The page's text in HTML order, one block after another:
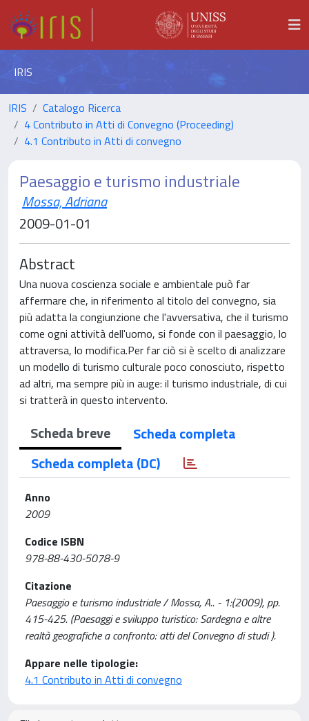
IRIS
IRIS
Catalogo Ricerca
4 Contributo in Atti di Convegno (Proceeding)
4.1 Contributo in Atti di convegno
Paesaggio e turismo industriale
Mossa, Adriana
2009-01-01
Abstract
Una nuova coscienza sociale e ambientale può far
affermare che, in riferimento al titolo del convegno, sia
più adatta la congiunzione che l'avversativa, che il turismo
come ogni attività dell'uomo, si fonde con il paesaggio, lo
attraversa, lo modifica.Per far ciò si è scelto di analizzare
un modello di turismo culturale poco conosciuto, rispetto
ad altri, ma sempre più in auge: il turismo industriale, di cui
si tratterà in questo intervento.
Scheda breve
Scheda completa
Scheda completa (DC)
Anno
2009
Codice ISBN
978-88-430-5078-9
Citazione
Paesaggio e turismo industriale / Mossa, A.. - 1:(2009), pp.
415-425. (Paesaggi e sviluppo turistico: Sardegna e altre
realtà geografiche a confronto: atti del Convegno di studi ).
Appare nelle tipologie:
4.1 Contributo in Atti di convegno